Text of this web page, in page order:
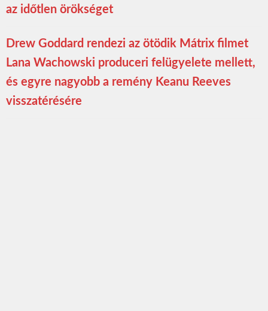
az időtlen örökséget
Drew Goddard rendezi az ötödik Mátrix filmet
Lana Wachowski produceri felügyelete mellett,
és egyre nagyobb a remény Keanu Reeves
visszatérésére